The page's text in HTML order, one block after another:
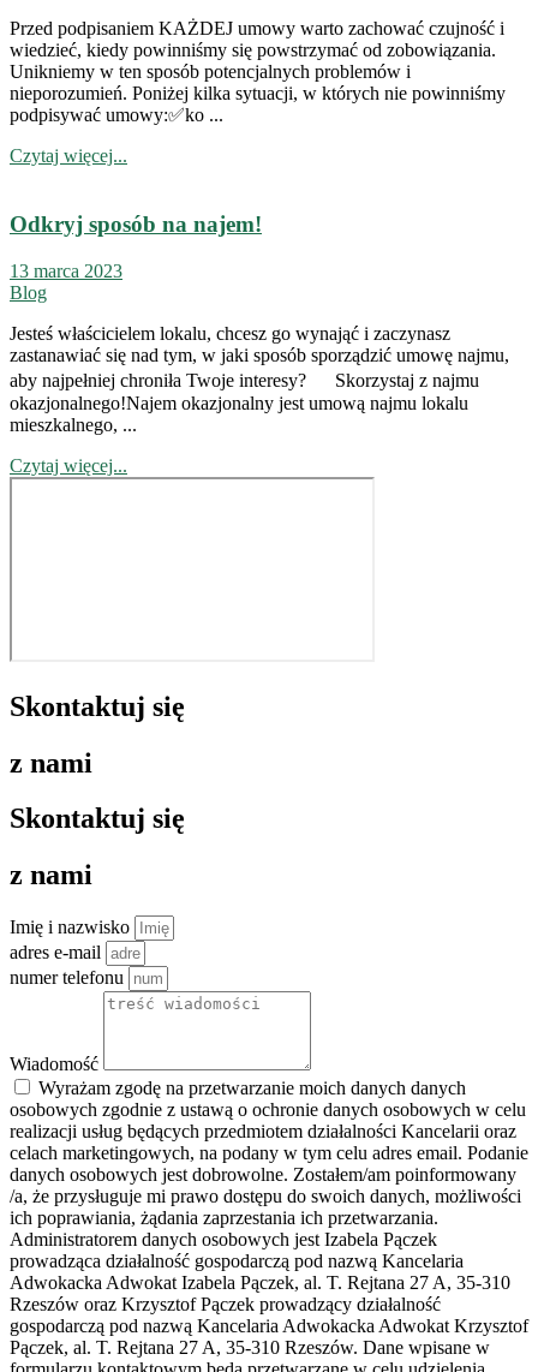
Przed podpisaniem KAŻDEJ umowy warto zachować czujność i
wiedzieć, kiedy powinniśmy się powstrzymać od zobowiązania.
Unikniemy w ten sposób potencjalnych problemów i
nieporozumień. Poniżej kilka sytuacji, w których nie powinniśmy
podpisywać umowy:✅ko ...
Czytaj więcej...
Odkryj sposób na najem!
13 marca 2023
Blog
Jesteś właścicielem lokalu, chcesz go wynająć i zaczynasz
zastanawiać się nad tym, w jaki sposób sporządzić umowę najmu,
aby najpełniej chroniła Twoje interesy? Skorzystaj z najmu
okazjonalnego!Najem okazjonalny jest umową najmu lokalu
mieszkalnego, ...
Czytaj więcej...
Skontaktuj się
z nami
Skontaktuj się
z nami
Imię i nazwisko
adres e-mail
numer telefonu
Wiadomość
Wyrażam zgodę na przetwarzanie moich danych danych
osobowych zgodnie z ustawą o ochronie danych osobowych w celu
realizacji usług będących przedmiotem działalności Kancelarii oraz
celach marketingowych, na podany w tym celu adres email. Podanie
danych osobowych jest dobrowolne. Zostałem/am poinformowany
/a, że przysługuje mi prawo dostępu do swoich danych, możliwości
ich poprawiania, żądania zaprzestania ich przetwarzania.
Administratorem danych osobowych jest Izabela Pączek
prowadząca działalność gospodarczą pod nazwą Kancelaria
Adwokacka Adwokat Izabela Pączek, al. T. Rejtana 27 A, 35-310
Rzeszów oraz Krzysztof Pączek prowadzący działalność
gospodarczą pod nazwą Kancelaria Adwokacka Adwokat Krzysztof
Pączek, al. T. Rejtana 27 A, 35-310 Rzeszów. Dane wpisane w